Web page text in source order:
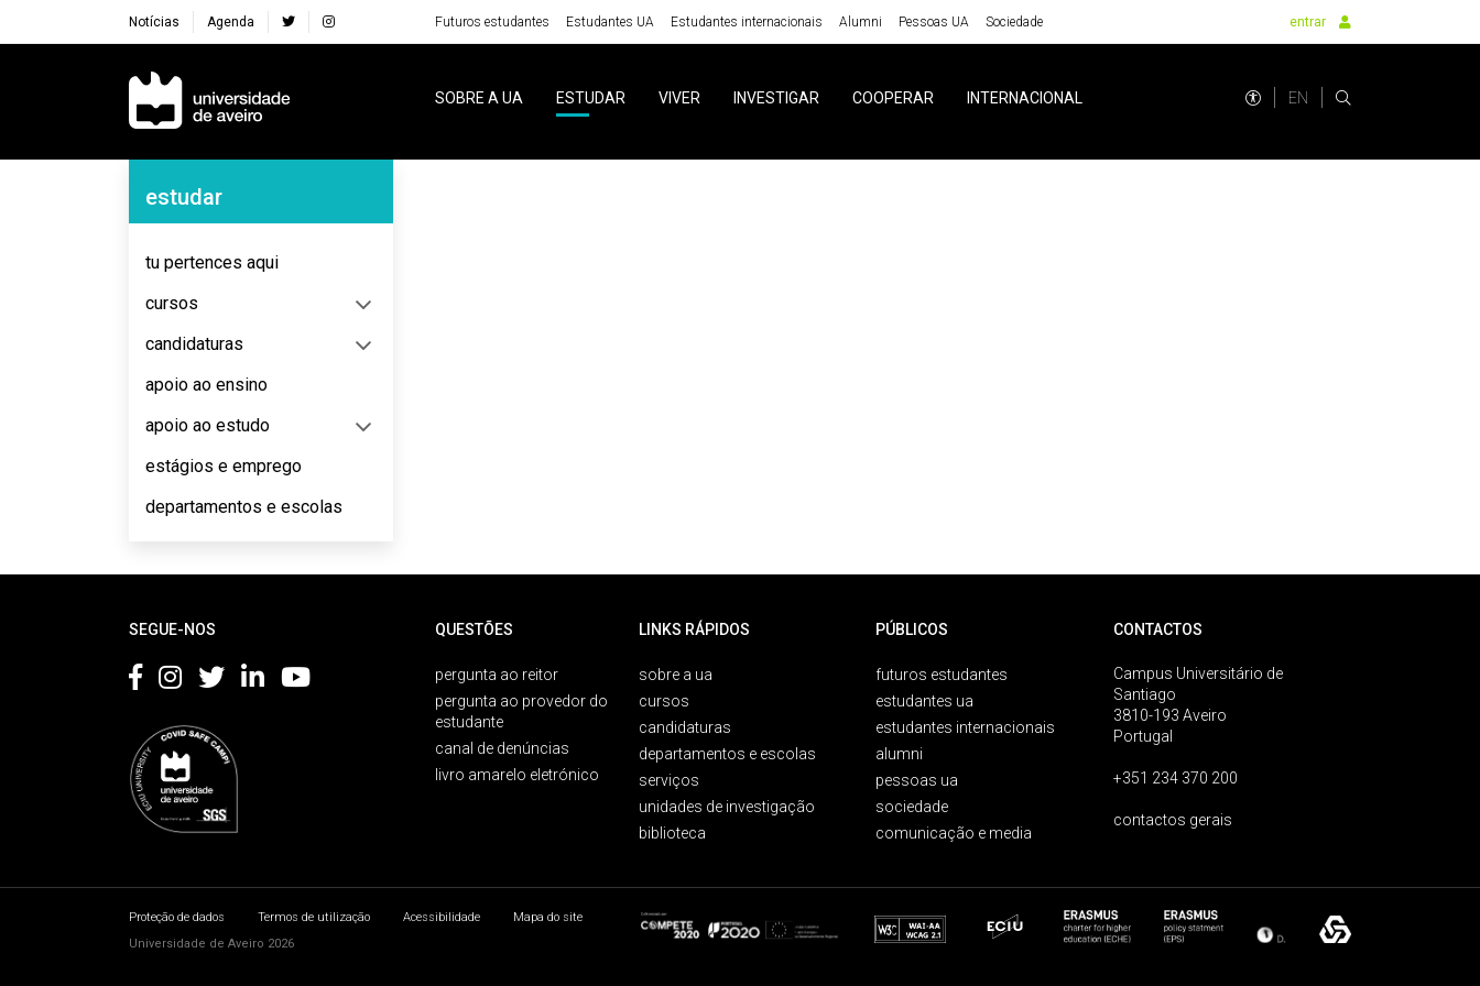
Notícias Agenda Futuros estudantes Estudantes UA Estudantes internacionais Alumni Pessoas UA Sociedade entrar
Navegação Principal
SOBRE A UA ESTUDAR VIVER INVESTIGAR COOPERAR INTERNACIONAL EN
Navegação Lateral
estudar
tu pertences aqui
cursos
candidaturas
apoio ao ensino
apoio ao estudo
estágios e emprego
departamentos e escolas
SEGUE-NOS QUESTÕES
pergunta ao reitor
pergunta ao provedor do
estudante
canal de denúncias
livro amarelo eletrónico
LINKS RÁPIDOS
sobre a ua
cursos
candidaturas
departamentos e escolas
serviços
unidades de investigação
biblioteca
PÚBLICOS
futuros estudantes
estudantes ua
estudantes internacionais
alumni
pessoas ua
sociedade
comunicação e media
CONTACTOS
Campus Universitário de
Santiago
3810-193 Aveiro
Portugal
+351 234 370 200
contactos gerais
Proteção de dados Termos de utilização Acessibilidade
Mapa do site
Universidade de Aveiro 2026